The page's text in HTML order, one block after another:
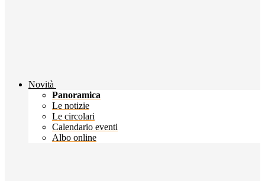
Novità
Panoramica
Le notizie
Le circolari
Calendario eventi
Albo online